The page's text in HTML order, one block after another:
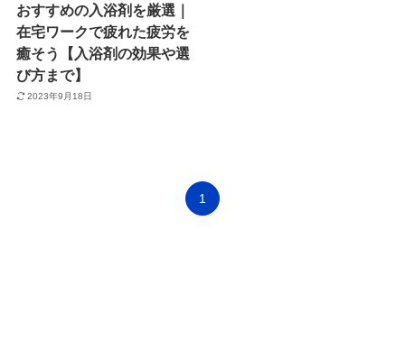
おすすめの入浴剤を厳選｜
在宅ワークで疲れた疲労を
癒そう【入浴剤の効果や選
び方まで】
2023年9月18日
1